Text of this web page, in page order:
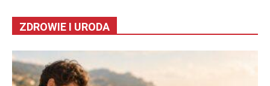
ZDROWIE I URODA